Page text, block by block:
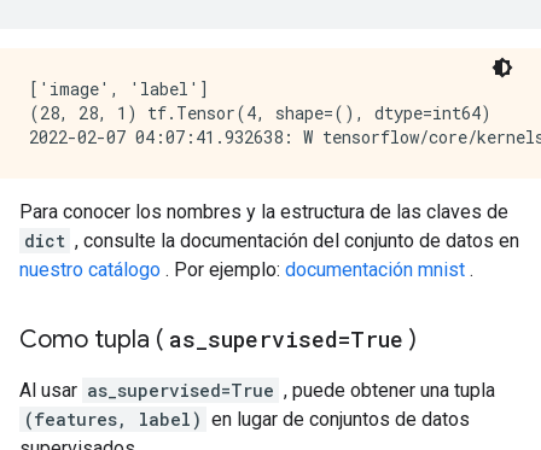
['image', 'label']
(28, 28, 1) tf.Tensor(4, shape=(), dtype=int64)
Para conocer los nombres y la estructura de las claves de
dict , consulte la documentación del conjunto de datos en
nuestro catálogo . Por ejemplo: documentación mnist .
Como tupla ( as supervised=True )
Al usar as_supervised=True , puede obtener una tupla
(features, label) en lugar de conjuntos de datos